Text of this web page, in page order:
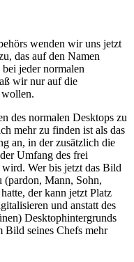
wenden wir uns jetzt
das auf den Namen
jeder normalen
wir nur auf die
des normalen Desktops zu
mehr zu finden ist als das
an, in der zusätzlich die
Umfang des frei
Wer bis jetzt das Bild
(pardon, Mann, Sohn,
der kann jetzt Platz
und anstatt des
Desktophintergrunds
Bild seines Chefs mehr